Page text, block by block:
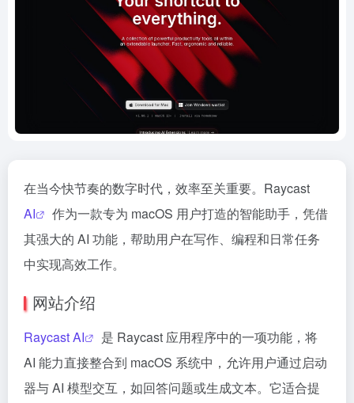
在当今快节奏的数字时代，效率至关重要。Raycast
AI
作为一款专为 macOS 用户打造的智能助手，凭借
其强大的 AI 功能，帮助用户在写作、编程和日常任务
中实现高效工作。
网站介绍
Raycast AI
是 Raycast 应用程序中的一项功能，将
AI 能力直接整合到 macOS 系统中，允许用户通过启动
器与 AI 模型交互，如回答问题或生成文本。它适合提